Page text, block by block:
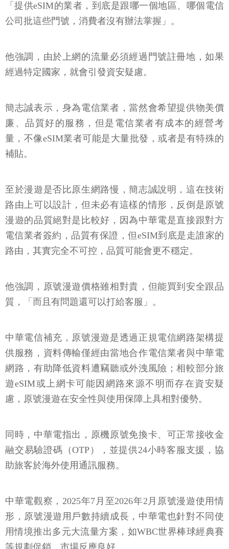
「提供eSIM的業者，到底是跟哪一個地區、哪個電信
公司批這些門號，消費者沒有辦法掌握」。
他強調，由於上網的流量必須經過門號註冊地，如果
經過特定國家，就會引發資安疑慮。
簡志誠表示，身為電信業者，當然會希望提供物美價
廉、品質好的服務，但是電信業者有成本的經營考
量，不像eSIM業者可能是大量批發，或者是有特殊的
補貼。
至於漫遊是否比原生網路慢，簡志誠說明，這在技術
路由上可以設計，但未必有這樣的情形，反倒是原號
漫遊的品質絕對是比較好，因為中華電是直接跟對方
電信業者簽約，品質有保證，但eSIM到底是走誰家的
路由，其實完全不可控，品質可能會更不穩定。
他強調，原號漫遊價格雖相對貴，但能買到安全跟品
質，「而且有問題還可以打給客服」。
中華電信補充，原號漫遊是透過正規電信網路架構提
供服務，資料傳輸僅經由當地合作電信業者與中華電
網路，有助降低資料遭竊聽或外洩風險；相較部分旅
遊eSIM或上網卡可能因網路來源不明而存在資安疑
慮，原號漫遊在安全性與使用保障上具相對優勢。
同時，中華電指出，原機原號免換卡、可正常接收金
融交易驗證碼（OTP），並提供24小時客服支援，協
助旅客於海外使用通訊服務。
中華電觀察，2025年7月至2026年2月原號漫遊使用情
形，原號漫遊用戶數持續成長，中華電也針對不同使
用情境推出多元大流量方案，如WBC世界棒球經典賽
等規劃促銷，市場反應良好。